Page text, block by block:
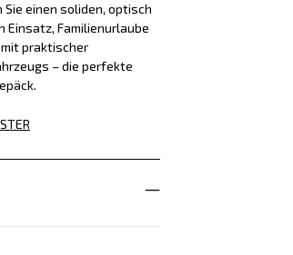
einen soliden, optisch
Einsatz, Familienurlaube
praktischer
– die perfekte